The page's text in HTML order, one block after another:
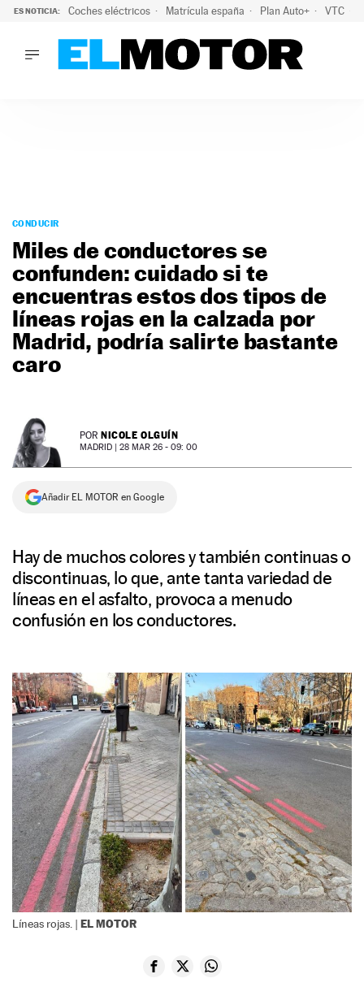
ES NOTICIA: Coches eléctricos Matrícula españa Plan Auto+ VTC
PODCAST
MOTOS
TECNOLOGÍA
MOTORTV
PREMIOS
SERVICIOS
SÍGUENOS
CONDUCIR
Miles de conductores se
confunden: cuidado si te
encuentras estos dos tipos de
líneas rojas en la calzada por
Madrid, podría salirte bastante
caro
POR NICOLE OLGUÍN
MADRID | 28 MAR 26 - 09: 00
Añadir EL MOTOR en Google
Hay de muchos colores y también continuas o
discontinuas, lo que, ante tanta variedad de
líneas en el asfalto, provoca a menudo
confusión en los conductores.
Líneas rojas. | EL MOTOR